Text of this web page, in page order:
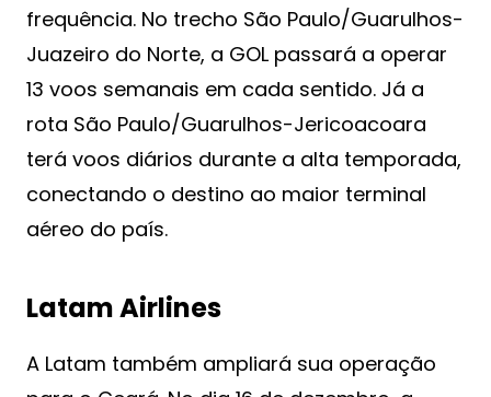
frequência. No trecho São Paulo/Guarulhos-
Juazeiro do Norte, a GOL passará a operar
13 voos semanais em cada sentido. Já a
rota São Paulo/Guarulhos-Jericoacoara
terá voos diários durante a alta temporada,
conectando o destino ao maior terminal
aéreo do país.
Latam Airlines
A Latam também ampliará sua operação